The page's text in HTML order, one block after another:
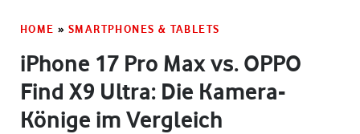
HOME » SMARTPHONES & TABLETS
iPhone 17 Pro Max vs. OPPO
Find X9 Ultra: Die Kamera-
Könige im Vergleich